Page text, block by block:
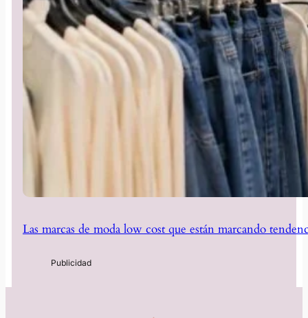
Las marcas de moda low cost que están marcando